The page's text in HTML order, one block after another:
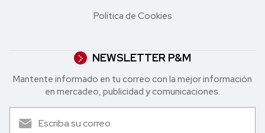
Política de Cookies
NEWSLETTER P&M
Mantente informado en tu correo con la mejor in formación
en mercadeo, publicidad y comunicaciones.